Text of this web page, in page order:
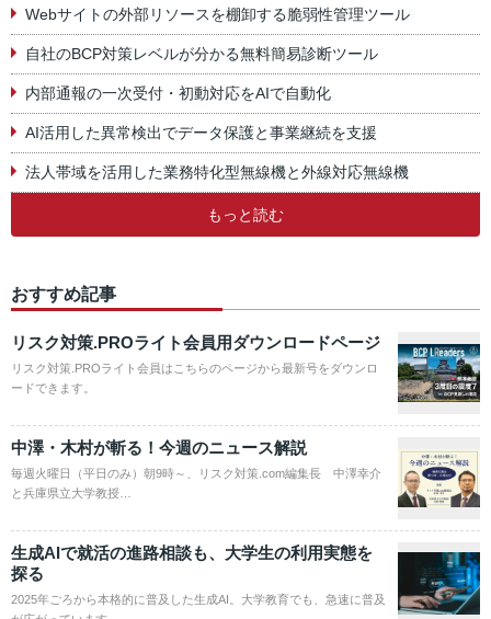
Webサイトの外部リソースを棚卸する脆弱性管理ツール
自社のBCP対策レベルが分かる無料簡易診断ツール
内部通報の一次受付・初動対応をAIで自動化
AI活用した異常検出でデータ保護と事業継続を支援
法人帯域を活用した業務特化型無線機と外線対応無線機
もっと読む
おすすめ記事
リスク対策.PROライト会員用ダウンロードページ
リスク対策.PROライト会員はこちらのページから最新号をダウンロ
ードできます。
中澤・木村が斬る！今週のニュース解説
毎週火曜日（平日のみ）朝9時～、リスク対策.com編集長 中澤幸介
と兵庫県立大学教授…
生成AIで就活の進路相談も、大学生の利用実態を
探る
2025年ごろから本格的に普及した生成AI。大学教育でも、急速に普及